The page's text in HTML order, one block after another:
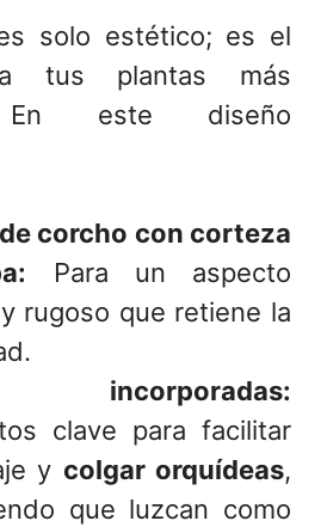
solo estético; es el
tus plantas más
En este diseño
corcho con corteza
Para un aspecto
rugoso que retiene la
incorporadas:
clave para facilitar
y colgar orquídeas,
que luzcan como